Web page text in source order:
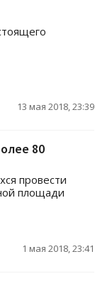
13 мая 2018, 23:39
80
провести
площади
1 мая 2018, 23:41